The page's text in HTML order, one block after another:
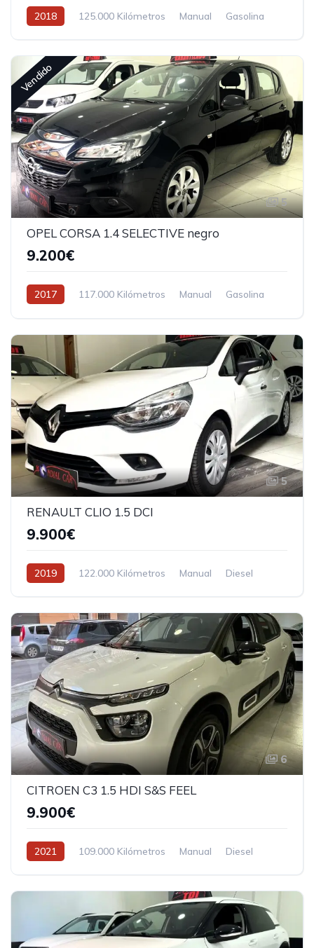
2018 125.000 Kilómetros Manual Gasolina
Vendido
5
OPEL CORSA 1.4 SELECTIVE negro
9.200€
2017 117.000 Kilómetros Manual
Gasolina
5
RENAULT CLIO 1.5 DCI
9.900€
2019 122.000 Kilómetros Manual Diesel
6
CITROEN C3 1.5 HDI S&S FEEL
9.900€
2021 109.000 Kilómetros Manual Diesel